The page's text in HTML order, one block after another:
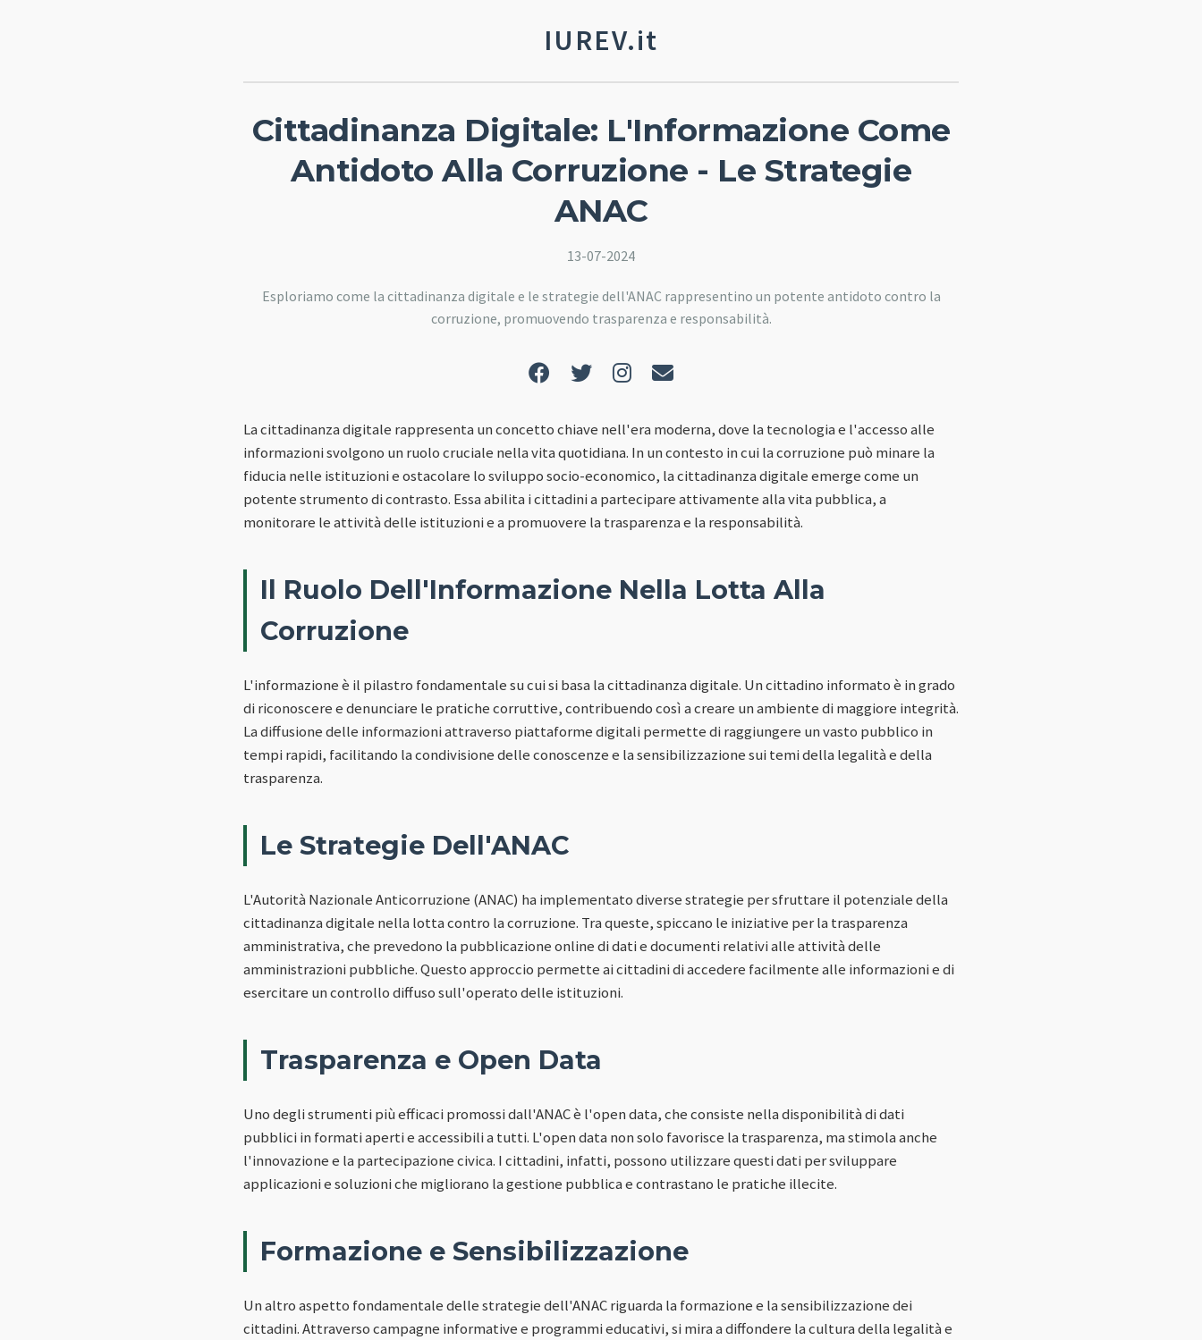
IUREV.it
Cittadinanza Digitale: L'Informazione Come
Antidoto Alla Corruzione - Le Strategie
ANAC
13-07-2024
Esploriamo come la cittadinanza digitale e le strategie dell'ANAC rappresentino un potente antidoto contro la
corruzione, promuovendo trasparenza e responsabilità.
La cittadinanza digitale rappresenta un concetto chiave nell'era moderna, dove la tecnologia e l'accesso alle
informazioni svolgono un ruolo cruciale nella vita quotidiana. In un contesto in cui la corruzione può minare la
fiducia nelle istituzioni e ostacolare lo sviluppo socio-economico, la cittadinanza digitale emerge come un
potente strumento di contrasto. Essa abilita i cittadini a partecipare attivamente alla vita pubblica, a
monitorare le attività delle istituzioni e a promuovere la trasparenza e la responsabilità.
Il Ruolo Dell'Informazione Nella Lotta Alla
Corruzione
L'informazione è il pilastro fondamentale su cui si basa la cittadinanza digitale. Un cittadino informato è in grado
di riconoscere e denunciare le pratiche corruttive, contribuendo così a creare un ambiente di maggiore integrità.
La diffusione delle informazioni attraverso piattaforme digitali permette di raggiungere un vasto pubblico in
tempi rapidi, facilitando la condivisione delle conoscenze e la sensibilizzazione sui temi della legalità e della
trasparenza.
Le Strategie Dell'ANAC
L'Autorità Nazionale Anticorruzione (ANAC) ha implementato diverse strategie per sfruttare il potenziale della
cittadinanza digitale nella lotta contro la corruzione. Tra queste, spiccano le iniziative per la trasparenza
amministrativa, che prevedono la pubblicazione online di dati e documenti relativi alle attività delle
amministrazioni pubbliche. Questo approccio permette ai cittadini di accedere facilmente alle informazioni e di
esercitare un controllo diffuso sull'operato delle istituzioni.
Trasparenza e Open Data
Uno degli strumenti più efficaci promossi dall'ANAC è l'open data, che consiste nella disponibilità di dati
pubblici in formati aperti e accessibili a tutti. L'open data non solo favorisce la trasparenza, ma stimola anche
l'innovazione e la partecipazione civica. I cittadini, infatti, possono utilizzare questi dati per sviluppare
applicazioni e soluzioni che migliorano la gestione pubblica e contrastano le pratiche illecite.
Formazione e Sensibilizzazione
Un altro aspetto fondamentale delle strategie dell'ANAC riguarda la formazione e la sensibilizzazione dei
cittadini. Attraverso campagne informative e programmi educativi, si mira a diffondere la cultura della legalità e